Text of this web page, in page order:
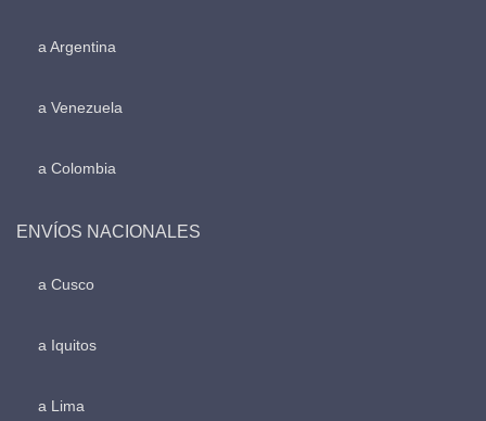
a Argentina
a Venezuela
a Colombia
ENVÍOS NACIONALES
a Cusco
a Iquitos
a Lima